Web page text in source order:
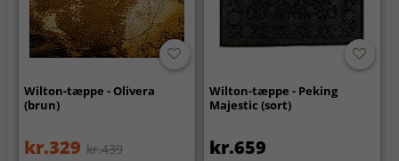
Wilton-tæppe - Olivera
(brun)
kr.329 kr.439
Wilton-tæppe - Peking
Majestic (sort)
kr.659